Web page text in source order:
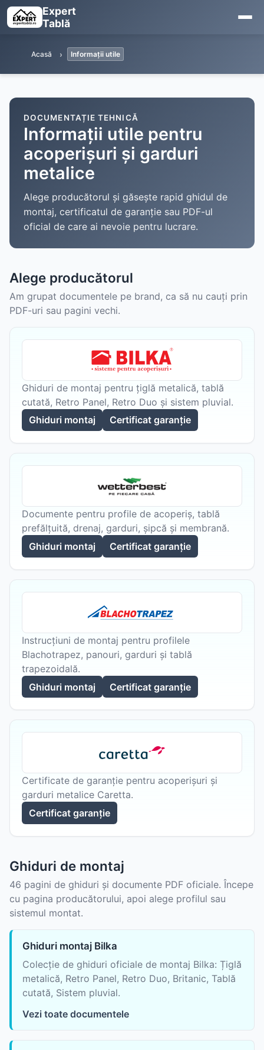
Expert
Tablă
Acasă Informații utile
DOCUMENTAȚIE TEHNICĂ
Informații utile pentru
acoperișuri și garduri
metalice
Alege producătorul și găsește rapid ghidul de
montaj, certificatul de garanție sau PDF-ul
oficial de care ai nevoie pentru lucrare.
Alege producătorul
Am grupat documentele pe brand, ca să nu cauți prin
PDF-uri sau pagini vechi.
Ghiduri de montaj pentru țiglă metalică, tablă
cutată, Retro Panel, Retro Duo și sistem pluvial.
Ghiduri montaj
Certificat garanție
Documente pentru profile de acoperiș, tablă
prefălțuită, drenaj, garduri, șipcă și membrană.
Ghiduri montaj
Certificat garanție
Instrucțiuni de montaj pentru profilele
Blachotrapez, panouri, garduri și tablă
trapezoidală.
Ghiduri montaj
Certificat garanție
Certificate de garanție pentru acoperișuri și
garduri metalice Caretta.
Certificat garanție
Ghiduri de montaj
46 pagini de ghiduri și documente PDF oficiale. Începe
cu pagina producătorului, apoi alege profilul sau
sistemul montat.
Ghiduri montaj Bilka
Colecție de ghiduri oficiale de montaj Bilka: Țiglă
metalică, Retro Panel, Retro Duo, Britanic, Tablă
cutată, Sistem pluvial.
Vezi toate documentele